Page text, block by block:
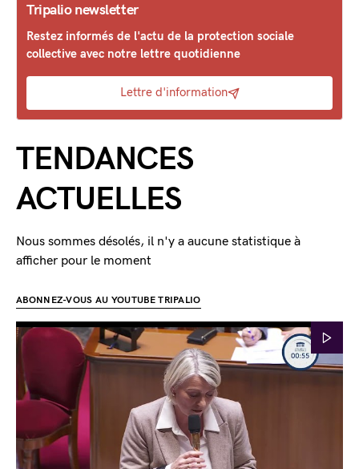
Tripalio newsletter
Restez informés de l'actu de la protection sociale
collective avec notre lettre quotidienne
Lettre d'information
TENDANCES
ACTUELLES
Nous sommes désolés, il n'y a aucune statistique à
afficher pour le moment
ABONNEZ-VOUS AU YOUTUBE TRIPALIO